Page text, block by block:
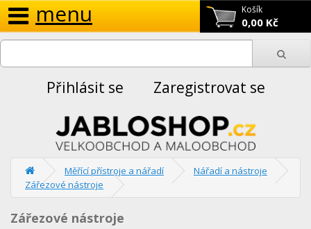
Košík
0,00 Kč
menu
Přihlásit se Zaregistrovat se
Měřící přístroje a nářadí
Nářadí a nástroje
Zářezové nástroje
Zářezové nástroje